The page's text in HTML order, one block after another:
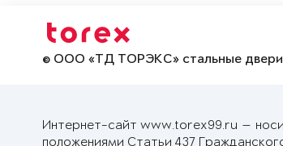
© ООО «ТД ТОРЭКС» стальные
Интернет-сайт www.torex99.ru —
положениями Статьи 437